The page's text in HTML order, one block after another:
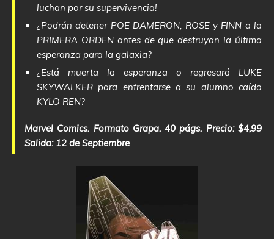
luchan por su supervivencia!
¿Podrán detener POE DAMERON, ROSE y FINN a la
PRIMERA ORDEN antes de que destruyan la última
esperanza para la galaxia?
¿Está muerta la esperanza o regresará LUKE
SKYWALKER para enfrentarse a su alumno caído
KYLO REN?
Marvel Comics. Formato Grapa. 40 págs. Precio: $4,99
Salida: 12 de Septiembre